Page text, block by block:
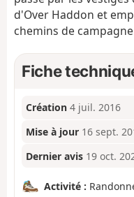
d'Over Haddon et
chemins de
Fiche
Création 4 juil. 2016
Mise à jour 16 sept.
Dernier avis 19 oct.
Activité :